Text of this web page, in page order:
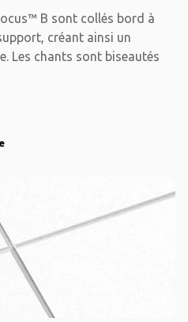
B sont collés bord à
créant ainsi un
Les chants sont biseautés